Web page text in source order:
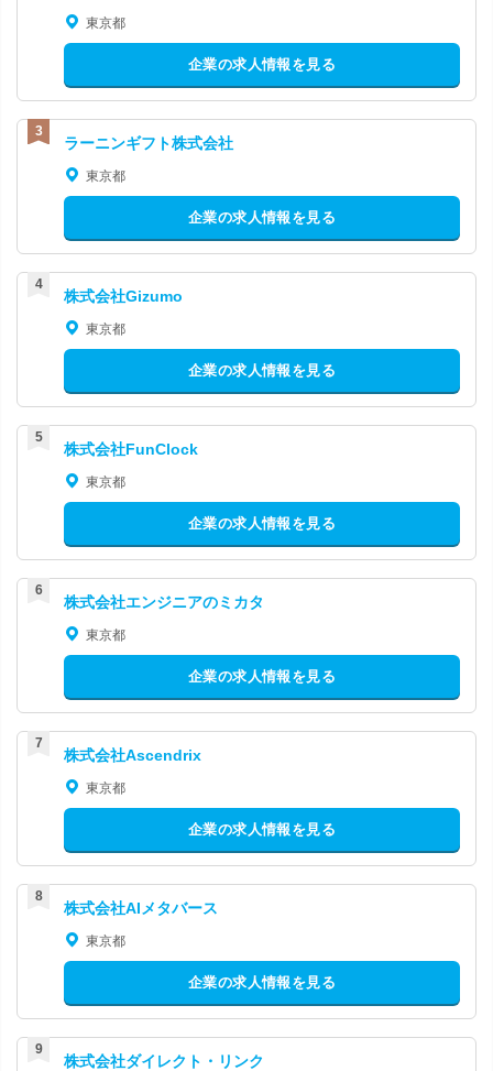
東京都
企業の求人情報を見る
ラーニンギフト株式会社
東京都
企業の求人情報を見る
株式会社Gizumo
東京都
企業の求人情報を見る
株式会社FunClock
東京都
企業の求人情報を見る
株式会社エンジニアのミカタ
東京都
企業の求人情報を見る
株式会社Ascendrix
東京都
企業の求人情報を見る
株式会社AIメタバース
東京都
企業の求人情報を見る
株式会社ダイレクト・リンク